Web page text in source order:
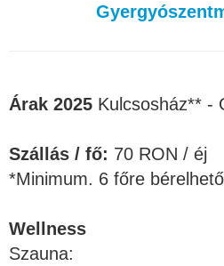
Árak 2025 Kulcsosház** -
Szállás / fő: 70 RON / éj
*Minimum. 6 főre bérelhető
Wellness
Szauna: